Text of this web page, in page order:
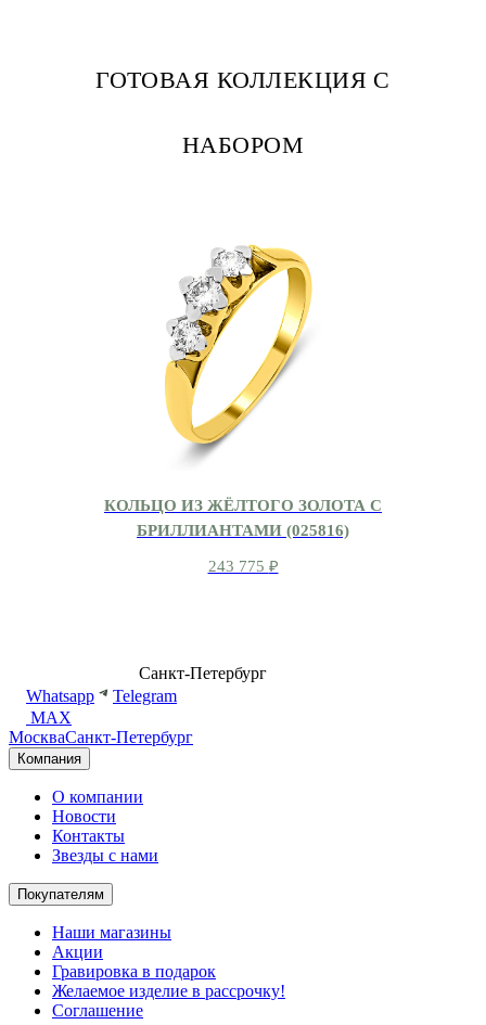
ГОТОВАЯ КОЛЛЕКЦИЯ С
НАБОРОМ
КОЛЬЦО ИЗ ЖЁЛТОГО ЗОЛОТА С
БРИЛЛИАНТАМИ (025816)
243 775 ₽
Санкт-Петербург
Whatsapp
Telegram
MAX
МоскваСанкт-Петербург
Компания
О компании
Новости
Контакты
Звезды с нами
Покупателям
Наши магазины
Акции
Гравировка в подарок
Желаемое изделие в рассрочку!
Соглашение